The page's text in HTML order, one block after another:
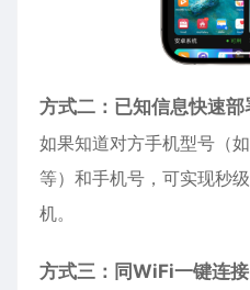
方式二：已知信息快速部
如果知道对方手机型号（如
等）和手机号，可实现秒
机。
方式三：同WiFi一键连接